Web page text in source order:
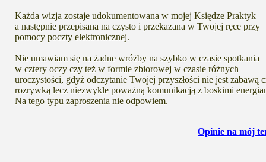
Każda wizja zostaje udokumentowana w mojej Księdze Praktyk
a następnie przepisana na czysto i przekazana w Twojej ręce przy
pomocy poczty elektronicznej.
Nie umawiam się na żadne wróżby na szybko w czasie spotkania
w cztery oczy czy też w formie zbiorowej w czasie różnych
uroczystości, gdyż odczytanie Twojej przyszłości nie jest zabawą
rozrywką lecz niezwykle poważną komunikacją z boskimi
Na tego typu zaproszenia nie odpowiem.
Opinie na mój